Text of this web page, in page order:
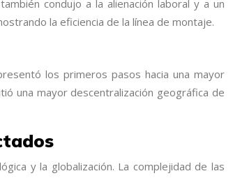
condujo a la alienación laboral y a un
la eficiencia de la línea de montaje.
los primeros pasos hacia una mayor
una mayor descentralización geográfica de
y la globalización. La complejidad de las